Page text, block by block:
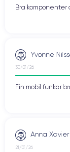
Bra
Yvonne
30/01/26
Fin mobil funkar
Anna Xavier
21/01/26